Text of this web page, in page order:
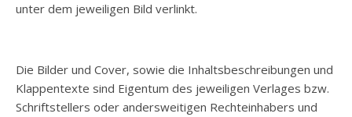
unter dem jeweiligen Bild verlinkt.
Die Bilder und Cover, sowie die Inhaltsbeschreibungen und
Klappentexte sind Eigentum des jeweiligen Verlages bzw.
Schriftstellers oder andersweitigen Rechteinhabers und